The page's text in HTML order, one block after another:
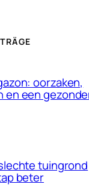
oorzaken,
en een
tuingrond
beter